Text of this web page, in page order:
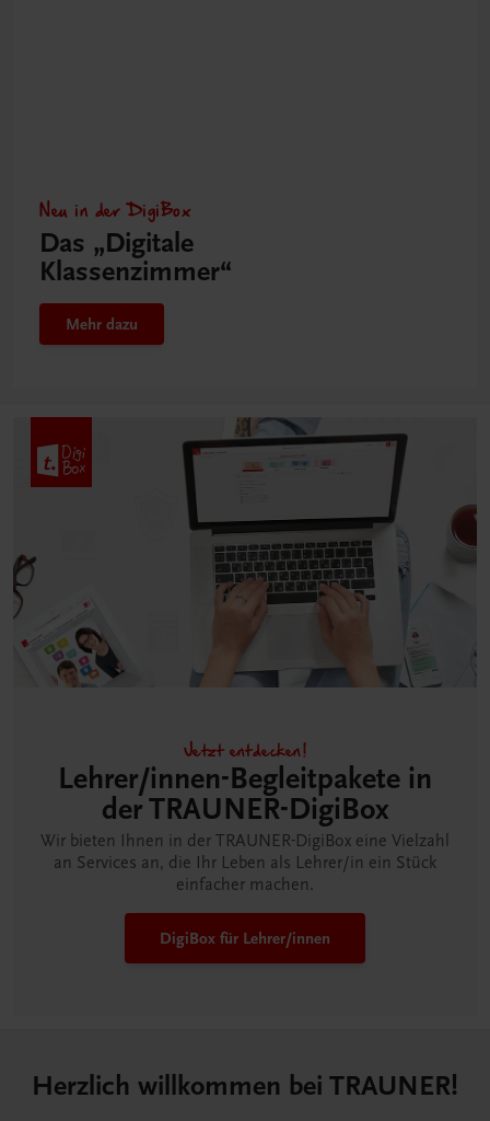
Neu in der DigiBox
Das „Digitale
Klassenzimmer“
Mehr dazu
Jetzt entdecken!
Lehrer/innen-Begleitpakete in
der TRAUNER-DigiBox
Wir bieten Ihnen in der TRAUNER-DigiBox eine Vielzahl
an Services an, die Ihr Leben als Lehrer/in ein Stück
einfacher machen.
DigiBox für Lehrer/innen
Herzlich willkommen bei TRAUNER!